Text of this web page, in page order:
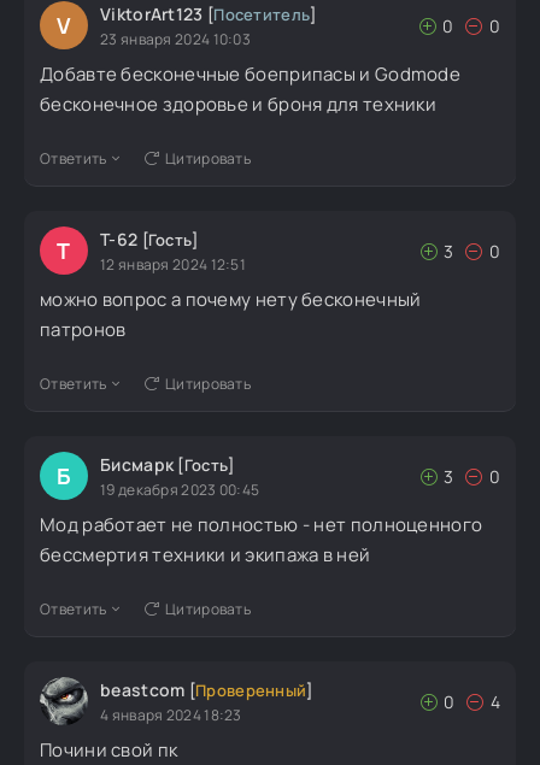
V ViktorArt123 [Посетитель]
23 января 2024 10:03
0 0
Добавте бесконечные боеприпасы и Godmode
бесконечное здоровье и броня для техники
Ответить Цитировать
Т Т-62 [Гость]
12 января 2024 12:51
3 0
можно вопрос а почему нету бесконечный
патронов
Ответить Цитировать
Б Бисмарк [Гость]
19 декабря 2023 00:45
3 0
Мод работает не полностью - нет полноценного
бессмертия техники и экипажа в ней
Ответить Цитировать
beastcom [Проверенный]
4 января 2024 18:23
0 4
Почини свой пк